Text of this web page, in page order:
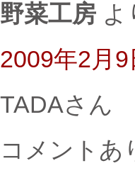
野菜工房 よ
2009年2月
TADAさん
コメントあ